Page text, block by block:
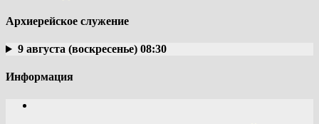
Архиерейское служение
9 августа (воскресенье) 08:30
Информация